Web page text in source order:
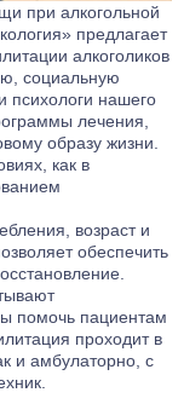
при алкогольной
предлагает
алкоголиков
социальную
психологи нашего
лечения,
образу жизни.
как в
возраст и
обеспечить
помочь пациентам
проходит в
и амбулаторно, с